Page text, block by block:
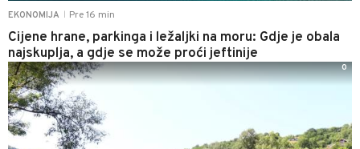
EKONOMIJA Pre 16 min
Cijene hrane, parkinga i ležaljki na moru: Gdje je obala
najskuplja, a gdje se može proći jeftinije
0